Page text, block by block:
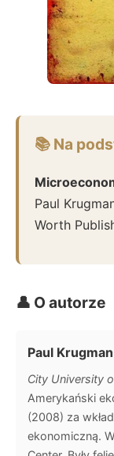
📚 Na
Paul
Worth
👤 O autorze
Paul Krugman
City University
Amerykański
(2008) za
ekonomiczną.